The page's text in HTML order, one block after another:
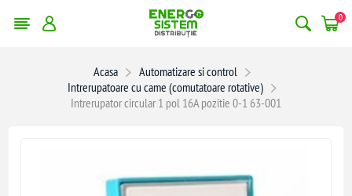
0
Acasa
Automatizare si control
Intrerupatoare cu came (comutatoare rotative)
Intrerupator circular 1 pol 16A pozitie 0-1 63-001